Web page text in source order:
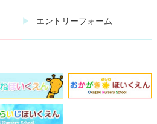
エントリーフォーム